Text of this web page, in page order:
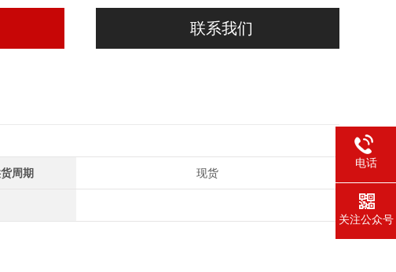
联系我们
周期 现货
电话
关注公众号